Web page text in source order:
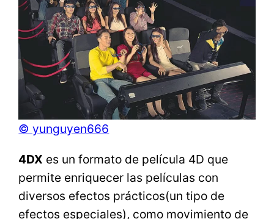
© yunguyen666
4DX es un formato de película 4D que
permite enriquecer las películas con
diversos efectos prácticos(un tipo de
efectos especiales), como movimiento de